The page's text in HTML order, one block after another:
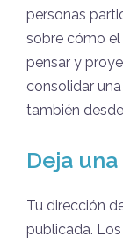
personas
sobre cómo el
pensar y
consolidar
también
Deja
Tu dirección
publicada.